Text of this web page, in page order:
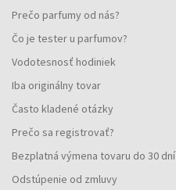
Prečo parfumy od nás?
Čo je tester u parfumov?
Vodotesnosť hodiniek
Iba originálny tovar
Často kladené otázky
Prečo sa registrovať?
Bezplatná výmena tovaru do 30 dní
Odstúpenie od zmluvy